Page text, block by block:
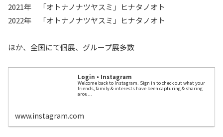
2021年 「オトナノナツヤスミ」ヒナタノオト
2022年 「オトナノナツヤスミ」ヒナタノオト
ほか、全国にて個展、グループ展多数
Login • Instagram
Welcome back to Instagram. Sign in to check out what your
friends, family & interests have been capturing & sharing
arou...
www.instagram.com